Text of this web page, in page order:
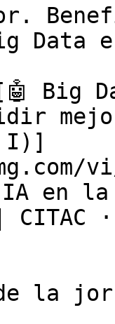
Data
I)]
vi/
IA en
la